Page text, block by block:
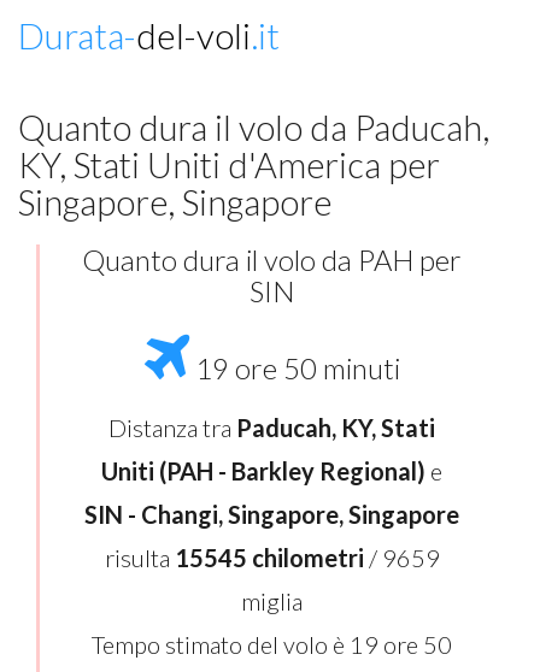
Durata-del-voli.it
Quanto dura il volo da Paducah,
KY, Stati Uniti d'America per
Singapore, Singapore
Quanto dura il volo da PAH per
SIN
19 ore 50 minuti
Distanza tra Paducah, KY, Stati
Uniti (PAH - Barkley Regional) e
SIN - Changi, Singapore, Singapore
risulta 15545 chilometri / 9659
miglia
Tempo stimato del volo è 19 ore 50